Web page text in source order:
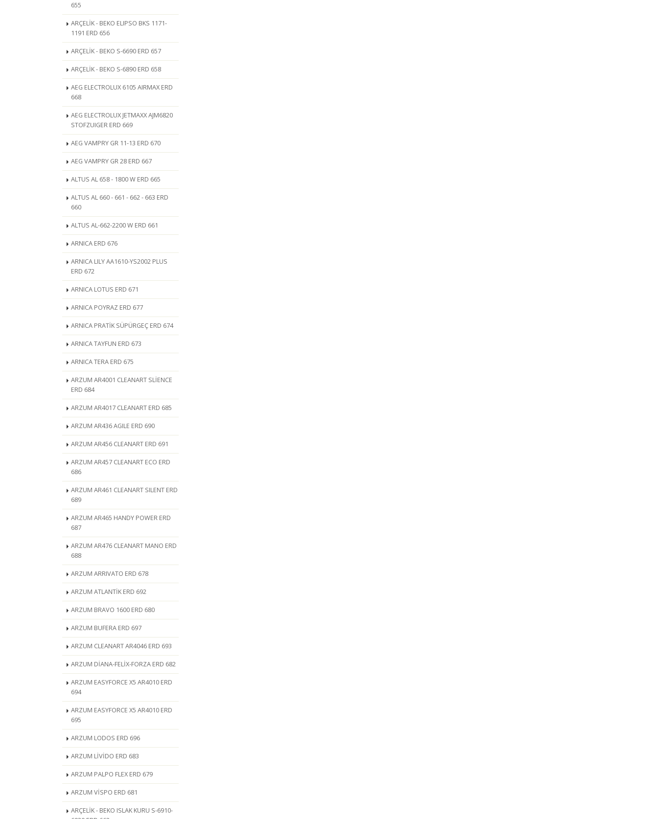
655
ARÇELİK - BEKO ELIPSO BKS 1171-
1191 ERD 656
ARÇELİK - BEKO S-6690 ERD 657
ARÇELİK - BEKO S-6890 ERD 658
AEG ELECTROLUX 6105 AIRMAX ERD
668
AEG ELECTROLUX JETMAXX AJM6820
STOFZUIGER ERD 669
AEG VAMPRY GR 11-13 ERD 670
AEG VAMPRY GR 28 ERD 667
ALTUS AL 658 - 1800 W ERD 665
ALTUS AL 660 - 661 - 662 - 663 ERD
660
ALTUS AL-662-2200 W ERD 661
ARNICA ERD 676
ARNICA LILY AA1610-YS2002 PLUS
ERD 672
ARNICA LOTUS ERD 671
ARNICA POYRAZ ERD 677
ARNICA PRATİK SÜPÜRGEÇ ERD 674
ARNICA TAYFUN ERD 673
ARNICA TERA ERD 675
ARZUM AR4001 CLEANART SLİENCE
ERD 684
ARZUM AR4017 CLEANART ERD 685
ARZUM AR436 AGILE ERD 690
ARZUM AR456 CLEANART ERD 691
ARZUM AR457 CLEANART ECO ERD
686
ARZUM AR461 CLEANART SILENT ERD
689
ARZUM AR465 HANDY POWER ERD
687
ARZUM AR476 CLEANART MANO ERD
688
ARZUM ARRIVATO ERD 678
ARZUM ATLANTİK ERD 692
ARZUM BRAVO 1600 ERD 680
ARZUM BUFERA ERD 697
ARZUM CLEANART AR4046 ERD 693
ARZUM DİANA-FELİX-FORZA ERD 682
ARZUM EASYFORCE X5 AR4010 ERD
694
ARZUM EASYFORCE X5 AR4010 ERD
695
ARZUM LODOS ERD 696
ARZUM LİVİDO ERD 683
ARZUM PALPO FLEX ERD 679
ARZUM VİSPO ERD 681
ARÇELİK - BEKO ISLAK KURU S-6910-